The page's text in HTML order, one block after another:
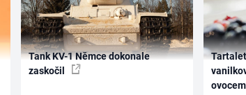
Tank KV-1 Němce dokonale
zaskočil